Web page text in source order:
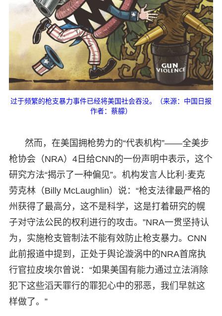
过于频繁的枪支暴力事件已经将美国社会吞没。（来源：中国日报
作者：蔡艨）
然而，在美国拥枪势力的“代表机构”——全美步
枪协会（NRA）4日给CNN的一份声明中表示，这个
研究方法“揭示了一种偏见”。机构发言人比利·麦克
劳克林（Billy McLaughlin）说：“枪支法律最严格的
州获得了最高分，这不是科学，这是打着研究的幌
子对守法公民的权利进行的攻击。”NRA一贯坚持认
为，实施枪支管制法不能有效防止枪支暴力。CNN
此前报道中提到，正处于舆论漩涡中的NRA首席执
行官拉皮埃尔曾说：“如果美国有能力通过立法消除
犯下这些滔天罪行的罪犯心中的邪恶，我们早就这
样做了。”